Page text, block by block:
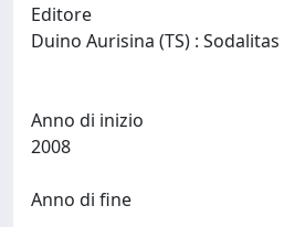
Editore
Duino Aurisina (TS) :
Anno di inizio
Anno di fine